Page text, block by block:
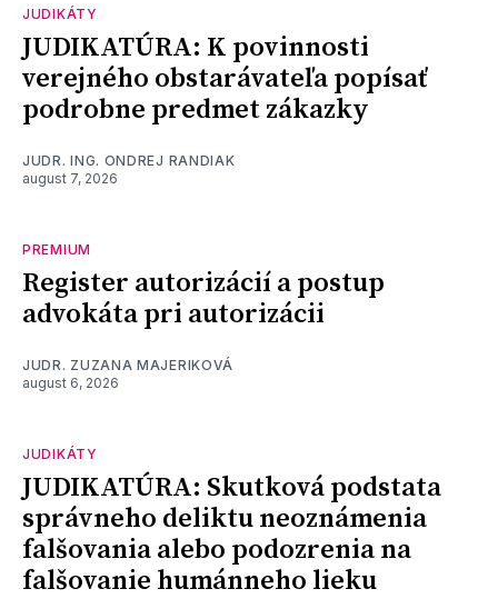
JUDIKÁTY
JUDIKATÚRA: K povinnosti
verejného obstarávateľa popísať
podrobne predmet zákazky
JUDR. ING. ONDREJ RANDIAK
august 7, 2026
PREMIUM
Register autorizácií a postup
advokáta pri autorizácii
JUDR. ZUZANA MAJERIKOVÁ
august 6, 2026
JUDIKÁTY
JUDIKATÚRA: Skutková podstata
správneho deliktu neoznámenia
falšovania alebo podozrenia na
falšovanie humánneho lieku